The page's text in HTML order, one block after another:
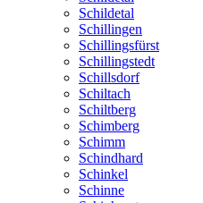
Schildetal
Schillingen
Schillingsfürst
Schillingstedt
Schillsdorf
Schiltach
Schiltberg
Schimberg
Schimm
Schindhard
Schinkel
Schinne